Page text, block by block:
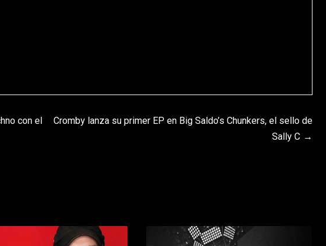
con el
Cromby lanza su primer EP en Big Saldo’s Chunkers, el sello de
Sally C